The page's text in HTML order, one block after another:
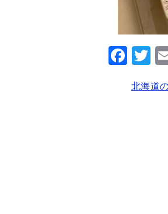
F
c
T
tt
北海道